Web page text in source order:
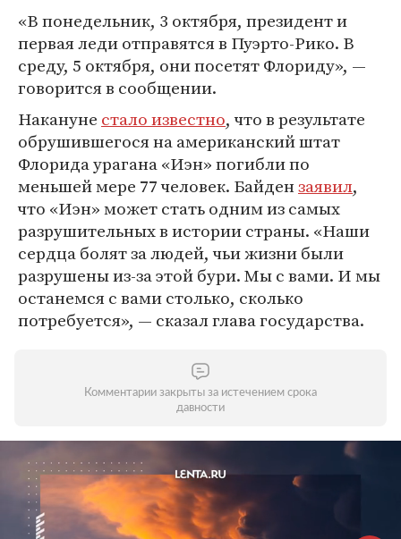
«В понедельник, 3 октября, президент и
первая леди отправятся в Пуэрто-Рико. В
среду, 5 октября, они посетят Флориду», —
говорится в сообщении.
Накануне стало известно, что в результате
обрушившегося на американский штат
Флорида урагана «Иэн» погибли по
меньшей мере 77 человек. Байдензаявил,
что «Иэн» может стать одним из самых
разрушительных в истории страны. «Наши
сердца болят за людей, чьи жизни были
разрушены из-за этой бури. Мы с вами. И мы
останемся с вами столько, сколько
потребуется», — сказал глава государства.
Комментарии закрыты за истечением срока
давности